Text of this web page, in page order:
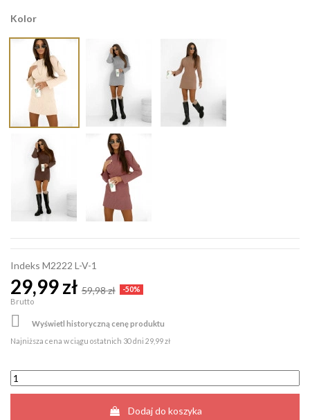
Kolor
Indeks M2222 L-V-1
29,99 zł 59,98 zł -50%
Brutto

Wyświetl historyczną cenę produktu
Najniższa cena w ciągu ostatnich 30 dni 29,99 zł
Dodaj do koszyka